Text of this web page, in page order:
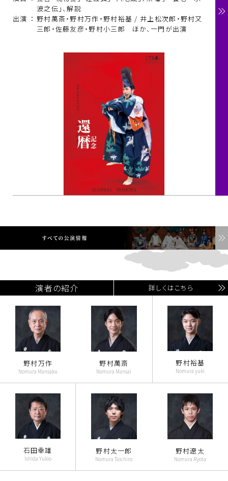
波之伝」、解説
出演 ： 野村萬斎・野村万作・野村裕基 / 井上松次郎・野村又
三郎・佐藤友彦・野村小三郎 ほか、一門が出演
演者の紹介 詳しくはこちら
野村万作
Nomura Mansaku
野村萬斎
Nomura Mansai
野村裕基
Nomura yuki
石田幸雄
Ishida Yukio
野村太一郎
Nomura Taichiro
野村遼太
Nomura Ryota